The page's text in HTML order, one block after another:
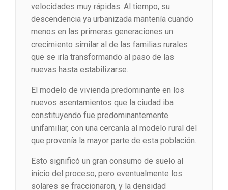
velocidades muy rápidas. Al tiempo, su
descendencia ya urbanizada mantenía cuando
menos en las primeras generaciones un
crecimiento similar al de las familias rurales
que se iría transformando al paso de las
nuevas hasta estabilizarse.
El modelo de vivienda predominante en los
nuevos asentamientos que la ciudad iba
constituyendo fue predominantemente
unifamiliar, con una cercanía al modelo rural del
que provenía la mayor parte de esta población.
Esto significó un gran consumo de suelo al
inicio del proceso, pero eventualmente los
solares se fraccionaron, y la densidad